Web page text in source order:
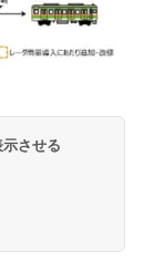
させる